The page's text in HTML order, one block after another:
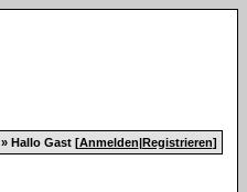
» Hallo Gast [Anmelden|Registrieren]